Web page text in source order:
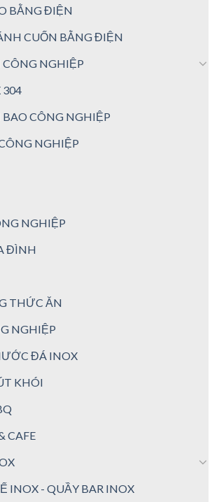
BẰNG ĐIỆN
CUỐN BẰNG ĐIỆN
NGHIỆP
304
CÔNG NGHIỆP
NGHIỆP
NGHIỆP
ĐÌNH
THỨC ĂN
NGHIỆP
ĐÁ INOX
KHÓI
CAFE
INOX - QUẦY BAR INOX